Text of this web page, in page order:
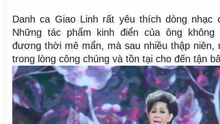
Danh ca Giao Linh rất yêu thích dòng nhạc
Những tác phẩm kinh điển của ông không
đương thời mê mẩn, mà sau nhiều thập niên,
trong lòng công chúng và tồn tại cho đến tận